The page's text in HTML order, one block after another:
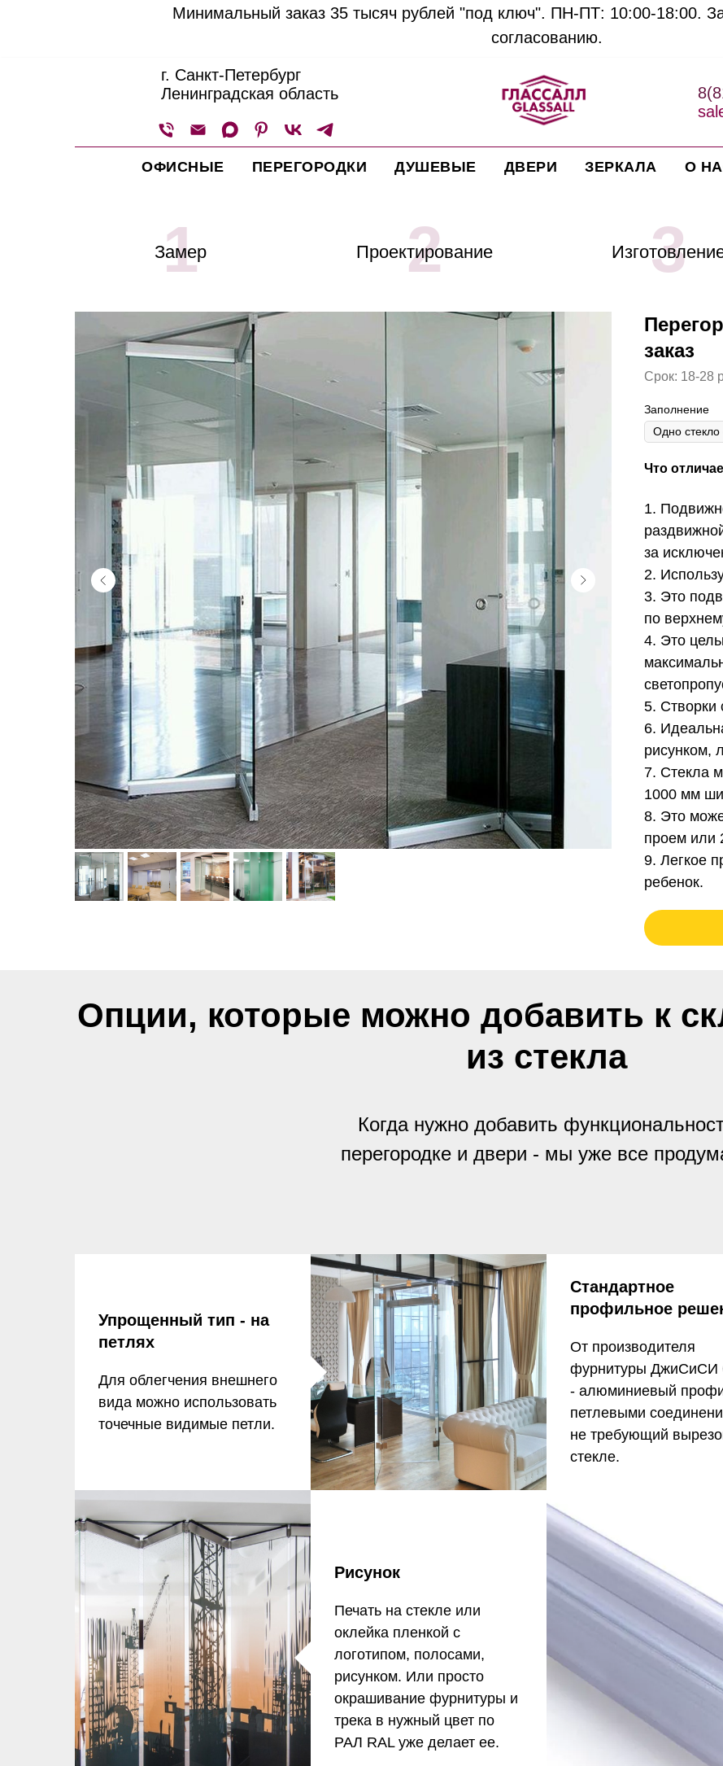
Минимальный заказ 35 тысяч рублей "под ключ". ПН-ПТ: 10:00-18:00.
согласованию.
г. Санкт-Петербург
Ленинградская область
ОФИСНЫЕ ПЕРЕГОРОДКИ ДУШЕВЫЕ ДВЕРИ ЗЕРКАЛА О
Замер
1 Проектирование
2 3
заказ
Срок: 18-28
Заполнение
Что
1.
за
2.
3. Это
по
4. Это
5. Створки
6.
рисунком,
7. Стекла
1000 мм
8. Это
проем или
9. Легкое
ребенок.
Опции, которые можно добавить к
из стекла
Когда нужно добавить
перегородке и двери - мы уже все
Упрощенный тип - на
петлях
Для облегчения внешнего
вида можно использовать
точечные видимые петли.
Стандартное
профильное
От производителя
фурнитуры ДжиСиСИ
- алюминиевый
петлевыми
не требующий
стекле.
Рисунок
Печать на стекле или
оклейка пленкой с
логотипом, полосами,
рисунком. Или просто
окрашивание фурнитуры и
трека в нужный цвет по
РАЛ RAL уже делает ее.